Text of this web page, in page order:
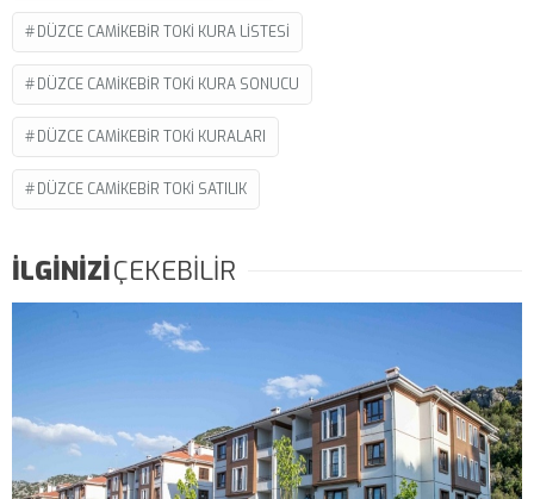
DÜZCE CAMIKEBIR TOKI KURA LISTESI
DÜZCE CAMIKEBIR TOKI KURA SONUCU
DÜZCE CAMIKEBIR TOKI KURALARI
DÜZCE CAMIKEBIR TOKI SATILIK
İLGİNİZİÇEKEBİLİR